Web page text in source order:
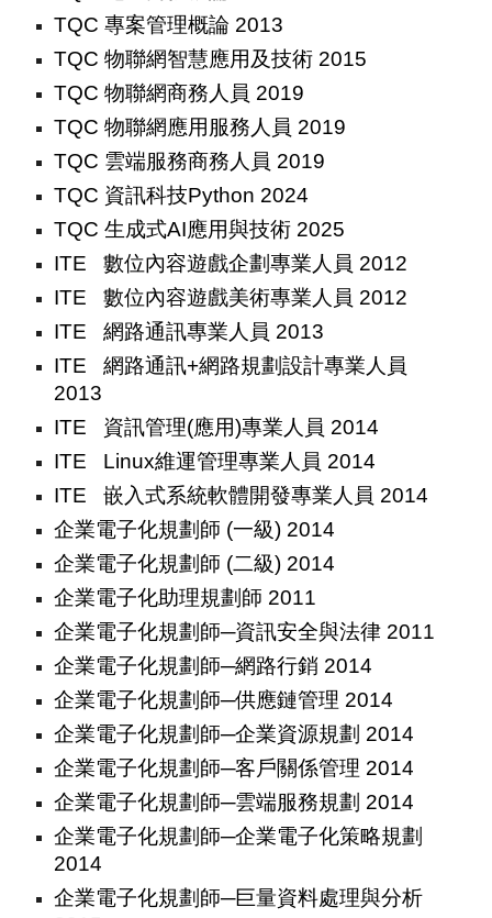
TQC 專案管理概論 2013
TQC 物聯網智慧應用及技術 2015
TQC 物聯網商務人員 2019
TQC 物聯網應用服務人員 2019
TQC 雲端服務商務人員 2019
TQC 資訊科技Python 2024
TQC 生成式AI應用與技術 2025
ITE 數位內容遊戲企劃專業人員 2012
ITE 數位內容遊戲美術專業人員 2012
ITE 網路通訊專業人員 2013
ITE 網路通訊+網路規劃設計專業人員
2013
ITE 資訊管理(應用)專業人員 2014
ITE Linux維運管理專業人員 2014
ITE 嵌入式系統軟體開發專業人員 2014
企業電子化規劃師 (一級) 2014
企業電子化規劃師 (二級) 2014
企業電子化助理規劃師 2011
企業電子化規劃師─資訊安全與法律 2011
企業電子化規劃師─網路行銷 2014
企業電子化規劃師─供應鏈管理 2014
企業電子化規劃師─企業資源規劃 2014
企業電子化規劃師─客戶關係管理 2014
企業電子化規劃師─雲端服務規劃 2014
企業電子化規劃師─企業電子化策略規劃
2014
企業電子化規劃師─巨量資料處理與分析